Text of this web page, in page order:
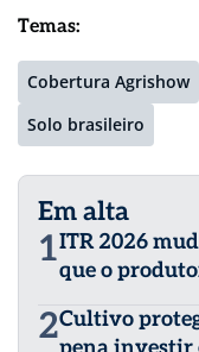
Temas:
Cobertura Agrishow
Solo brasileiro
Em alta
1ITR 2026
que o
2Cultivo